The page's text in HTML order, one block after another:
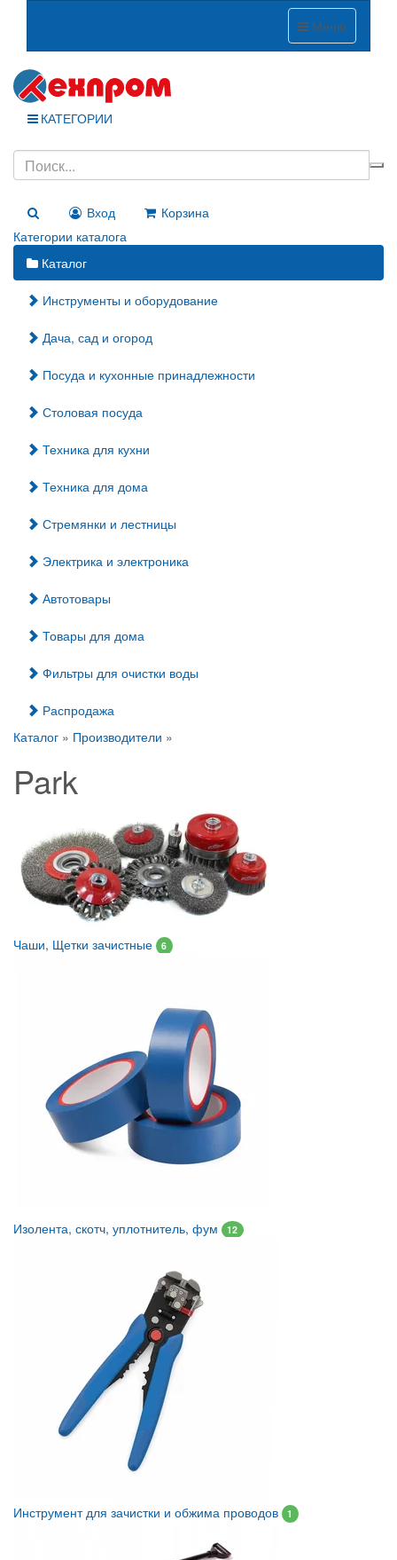
Меню
КАТЕГОРИИ
Вход
Корзина
Категории каталога
Каталог
Инструменты и оборудование
Дача, сад и огород
Посуда и кухонные принадлежности
Столовая посуда
Техника для кухни
Техника для дома
Стремянки и лестницы
Электрика и электроника
Автотовары
Товары для дома
Фильтры для очистки воды
Распродажа
Каталог » Производители »
Park
Чаши, Щетки зачистные 6
Изолента, скотч, уплотнитель, фум 12
Инструмент для зачистки и обжима проводов 1